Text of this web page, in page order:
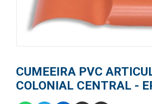
CUMEEIRA PVC
COLONIAL CENTRAL -